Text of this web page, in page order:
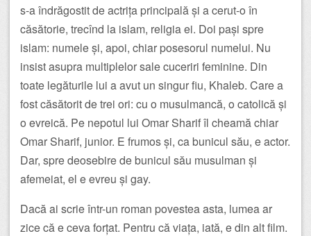
s-a îndrăgostit de actrița principală și a cerut-o în
căsătorie, trecînd la islam, religia ei. Doi pași spre
islam: numele și, apoi, chiar posesorul numelui. Nu
insist asupra multiplelor sale cuceriri feminine. Din
toate legăturile lui a avut un singur fiu, Khaleb. Care a
fost căsătorit de trei ori: cu o musulmancă, o catolică și
o evreică. Pe nepotul lui Omar Sharif îl cheamă chiar
Omar Sharif, junior. E frumos și, ca bunicul său, e actor.
Dar, spre deosebire de bunicul său musulman și
afemeiat, el e evreu și gay.
Dacă ai scrie într-un roman povestea asta, lumea ar
zice că e ceva forțat. Pentru că viața, iată, e din alt film.